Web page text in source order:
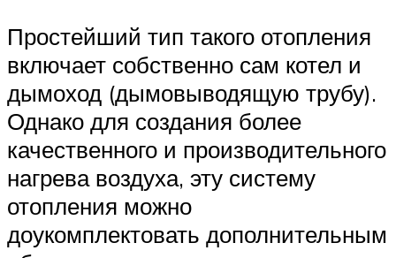
Простейший тип такого отопления
включает собственно сам котел и
дымоход (дымовыводящую трубу).
Однако для создания более
качественного и производительного
нагрева воздуха, эту систему
отопления можно
доукомплектовать дополнительным